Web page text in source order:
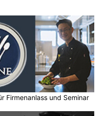
Firmenanlass und Seminar